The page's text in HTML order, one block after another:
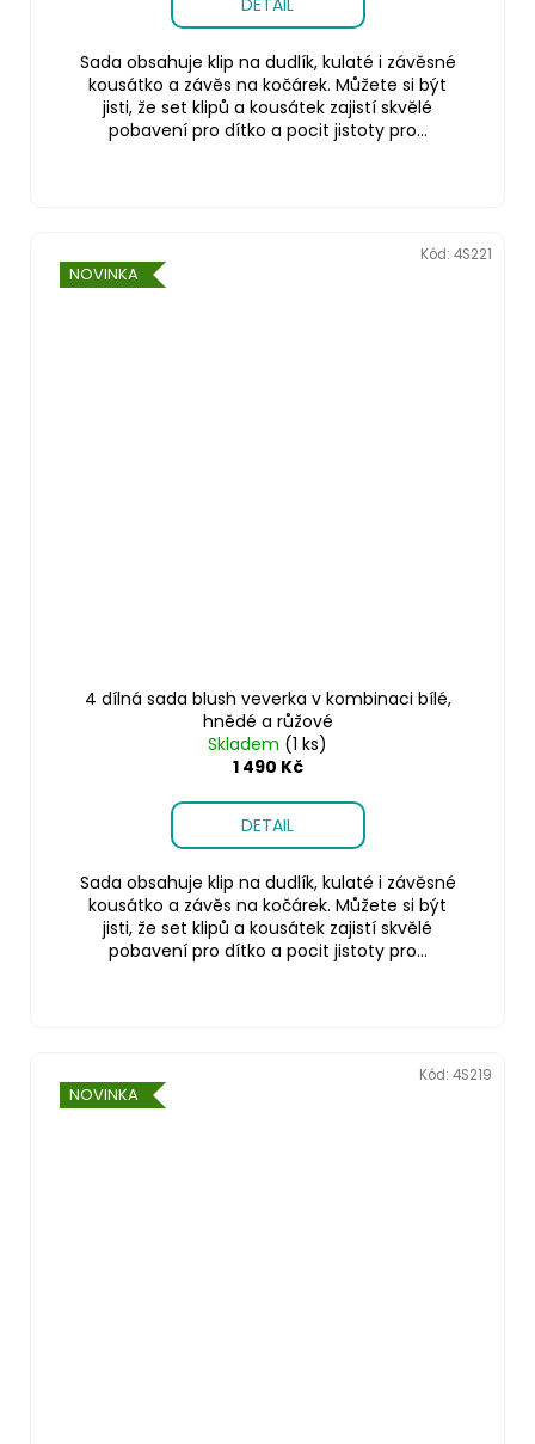
Sada obsahuje klip na dudlík, kulaté i závěsné
kousátko a závěs na kočárek. Můžete si být
jisti, že set klipů a kousátek zajistí skvělé
pobavení pro dítko a pocit jistoty pro...
NOVINKA
4 dílná sada blush veverka v kombinaci bílé,
hnědé a růžové
Skladem (1 ks)
1 490 Kč
DETAIL
Sada obsahuje klip na dudlík, kulaté i závěsné
kousátko a závěs na kočárek. Můžete si být
jisti, že set klipů a kousátek zajistí skvělé
pobavení pro dítko a pocit jistoty pro...
Kód: 4S221
NOVINKA
Kód: 4S219